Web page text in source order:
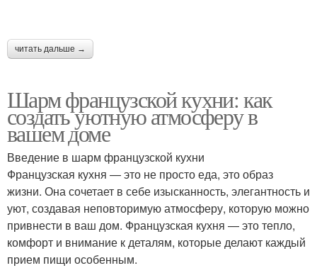
читать дальше →
Шарм французской кухни: как
создать уютную атмосферу в
вашем доме
Введение в шарм французской кухни
Французская кухня — это не просто еда, это образ
жизни. Она сочетает в себе изысканность, элегантность и
уют, создавая неповторимую атмосферу, которую можно
привнести в ваш дом. Французская кухня — это тепло,
комфорт и внимание к деталям, которые делают каждый
прием пищи особенным.